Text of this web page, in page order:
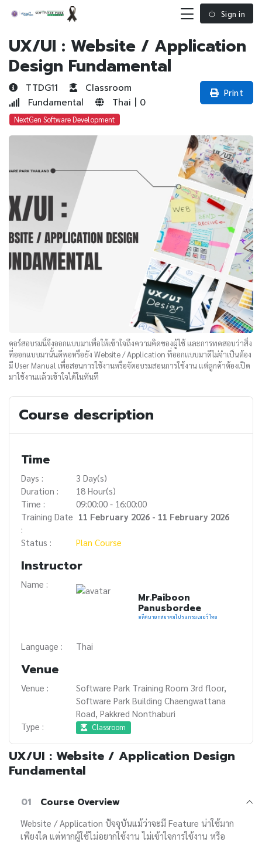
Sign in
UX/UI : Website / Application
Design Fundamental
TTDG11
Classroom
Fundamental
Thai | 0
NextGen Software Development
Print
คอร์สอบรมนี้จึงออกแบบมาเพื่อให้เข้าใจถึงความคิดของผู้ใช้ และการทดสอบว่าสิ่ง
ที่ออกแบบมานั้นดีพอหรือยัง Website / Application ที่ออกแบบมาดีไม่จำเป็นต้อง
มี User Manual เพื่อสอนการใช้งานหรือจัดอบรมสอนการใช้งาน แต่ลูกค้าต้องเปิด
มาใช้งานแล้วเข้าใจได้ในทันที
Course description
Time
Days :
3 Day(s)
Duration :
18 Hour(s)
Time :
09:00:00 - 16:00:00
Training Date
:
11 February 2026 - 11 February 2026
Status : Plan Course
Instructor
Name :
Mr.Paiboon
Panusbordee
อดีตนายกสมาคมโปรแกรมเมอร์ไทย
Language : Thai
Venue
Venue :
Software Park Training Room 3rd floor,
Software Park Building Chaengwattana
Road, Pakkred Nonthaburi
Type :
Classroom
UX/UI : Website / Application Design
Fundamental
01 Course Overview
Website / Application ปัจจุบันแม้ว่าจะมี Feature น่าใช้มาก
เพียงใด แต่หากผู้ใช้ไม่อยากใช้งาน ไม่เข้าใจการใช้งาน หรือ